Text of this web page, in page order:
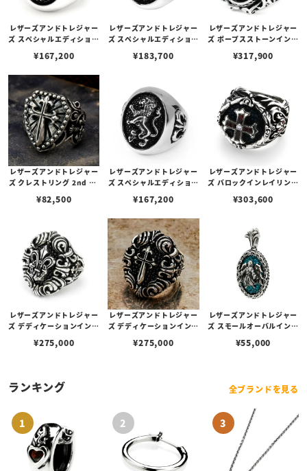
レザーズアンドトレジャー
ズ スペシャルエディション
ィッドスティングレイ（ブ
¥167,200
レザーズアンドトレジャー
ズ スペシャルエディション
ュクロス w/ダイヤモンド
¥183,700
レザーズアンドトレジャー
ズ ポープスストーンインレ
ングレイ（ブラック） w/
¥317,900
レザーズアンドトレジャー
ズ クレストリング 2nd w/
¥82,500
レザーズアンドトレジャー
ズ スペシャルエディション
ィングレイ（ブラック）
¥167,200
レザーズアンドトレジャー
ズ バロックインレイリング
クロス w/dia/garnet/ga
¥303,600
レザーズアンドトレジャー
ズ デディケーションインレ
ホースシュー w/スティン
¥275,000
レザーズアンドトレジャー
ズ デディケーションインレ
ロス w/スティングレイ
¥275,000
レザーズアンドトレジャー
ズ スモールオーバルインレ
ーベゼル w/ガーディアン
¥55,000
ランキング 全ブランドを見る